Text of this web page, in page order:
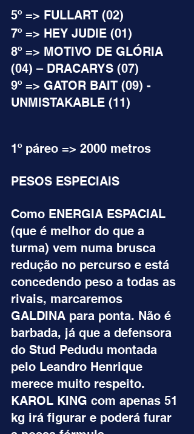
5º => FULLART (02)
7º => HEY JUDIE (01)
8º => MOTIVO DE GLÓRIA
(04) – DRACARYS (07)
9º => GATOR BAIT (09) -
UNMISTAKABLE (11)
1º páreo => 2000 metros
PESOS ESPECIAIS
Como ENERGIA ESPACIAL
(que é melhor do que a
turma) vem numa brusca
redução no percurso e está
concedendo peso a todas as
rivais, marcaremos
GALDINA para ponta. Não é
barbada, já que a defensora
do Stud Pedudu montada
pelo Leandro Henrique
merece muito respeito.
KAROL KING com apenas 51
kg irá figurar e poderá furar